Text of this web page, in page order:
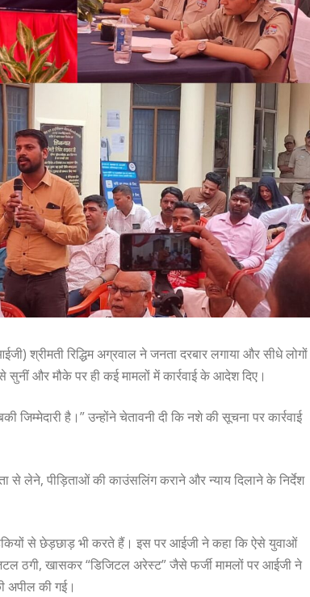
श्रीमती रिद्धिम अग्रवाल ने जनता दरबार लगाया और सीधे लोगों
और मौके पर ही कई मामलों में कार्रवाई के आदेश दिए।
है।” उन्होंने चेतावनी दी कि नशे की सूचना पर कार्रवाई
लेने, पीड़िताओं की काउंसलिंग कराने और न्याय दिलाने के निर्देश
से छेड़छाड़ भी करते हैं। इस पर आईजी ने कहा कि ऐसे युवाओं
ठगी, खासकर “डिजिटल अरेस्ट” जैसे फर्जी मामलों पर आईजी ने
अपील की गई।